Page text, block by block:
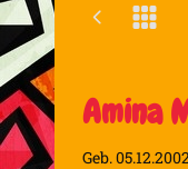
Amina
Geb.